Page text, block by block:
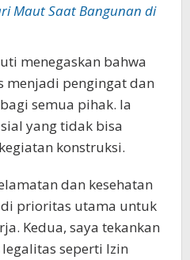
Maut Saat Bangunan di
menegaskan bahwa
menjadi pengingat dan
semua pihak. Ia
yang tidak bisa
konstruksi.
dan kesehatan
prioritas utama untuk
Kedua, saya tekankan
seperti Izin